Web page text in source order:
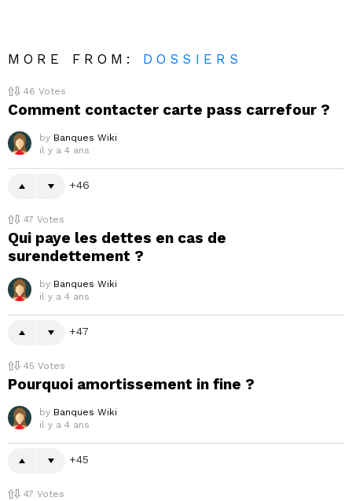
MORE FROM: DOSSIERS
46 Votes
Comment contacter carte pass carrefour ?
by Banques Wiki
il y a 4 ans
46
47 Votes
Qui paye les dettes en cas de
surendettement ?
by Banques Wiki
il y a 4 ans
47
45 Votes
Pourquoi amortissement in fine ?
by Banques Wiki
il y a 4 ans
45
47 Votes